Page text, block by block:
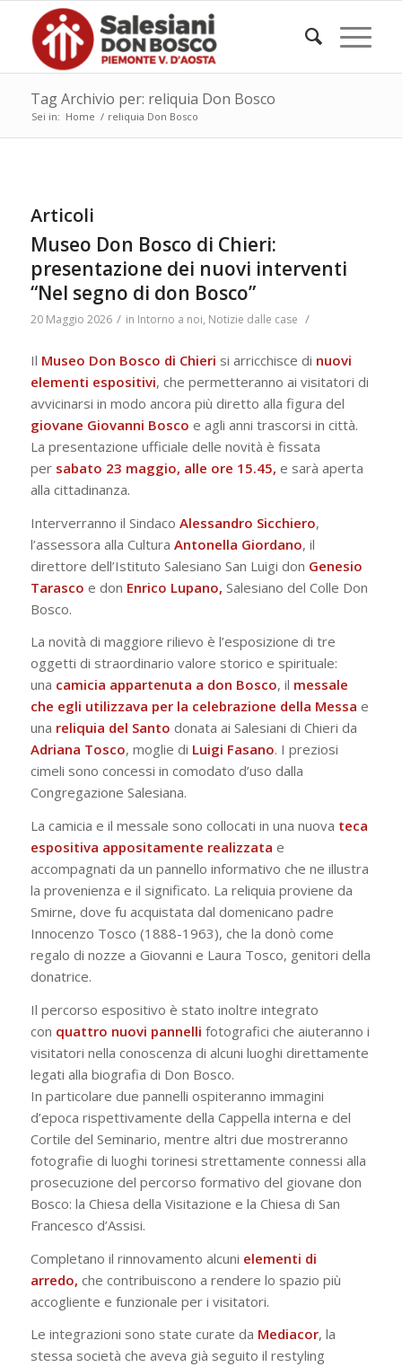
Tag Archivio per: reliquia Don Bosco
Sei in: Home / reliquia Don Bosco
Articoli
Museo Don Bosco di Chieri:
presentazione dei nuovi interventi
“Nel segno di don Bosco”
20 Maggio 2026 / in Intorno a noi, Notizie dalle case /
Il Museo Don Bosco di Chieri si arricchisce di nuovi
elementi espositivi, che permetteranno ai visitatori di
avvicinarsi in modo ancora più diretto alla figura del
giovane Giovanni Bosco e agli anni trascorsi in città.
La presentazione ufficiale delle novità è fissata
per sabato 23 maggio, alle ore 15.45, e sarà aperta
alla cittadinanza.
Interverranno il Sindaco Alessandro Sicchiero,
l’assessora alla Cultura Antonella Giordano, il
direttore dell’Istituto Salesiano San Luigi don Genesio
Tarasco e don Enrico Lupano, Salesiano del Colle Don
Bosco.
La novità di maggiore rilievo è l’esposizione di tre
oggetti di straordinario valore storico e spirituale:
una camicia appartenuta a don Bosco, il messale
che egli utilizzava per la celebrazione della Messa e
una reliquia del Santo donata ai Salesiani di Chieri da
Adriana Tosco, moglie di Luigi Fasano. I preziosi
cimeli sono concessi in comodato d’uso dalla
Congregazione Salesiana.
La camicia e il messale sono collocati in una nuova teca
espositiva appositamente realizzata e
accompagnati da un pannello informativo che ne illustra
la provenienza e il significato. La reliquia proviene da
Smirne, dove fu acquistata dal domenicano padre
Innocenzo Tosco (1888-1963), che la donò come
regalo di nozze a Giovanni e Laura Tosco, genitori della
donatrice.
Il percorso espositivo è stato inoltre integrato
con quattro nuovi pannelli fotografici che aiuteranno i
visitatori nella conoscenza di alcuni luoghi direttamente
legati alla biografia di Don Bosco.
In particolare due pannelli ospiteranno immagini
d’epoca rispettivamente della Cappella interna e del
Cortile del Seminario, mentre altri due mostreranno
fotografie di luoghi torinesi strettamente connessi alla
prosecuzione del percorso formativo del giovane don
Bosco: la Chiesa della Visitazione e la Chiesa di San
Francesco d’Assisi.
Completano il rinnovamento alcuni elementi di
arredo, che contribuiscono a rendere lo spazio più
accogliente e funzionale per i visitatori.
Le integrazioni sono state curate da Mediacor, la
stessa società che aveva già seguito il restyling